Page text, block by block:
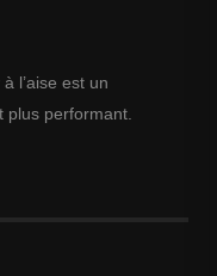
l’aise est un
plus performant.